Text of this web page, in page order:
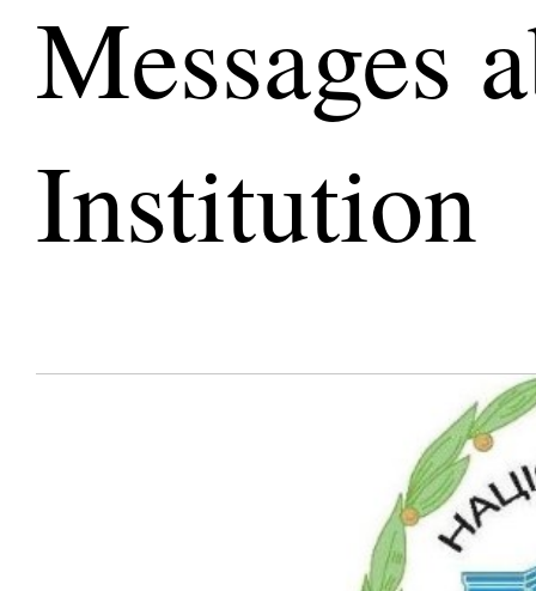
Messages
Institution